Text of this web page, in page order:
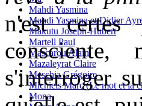
Mahdi Yasmina
Mahdi Yasmina et Didier
Makutu Joseph-Hubert
Martell Paul
Mascarou Alain
Mazaleyrat Claire
Meschia Grégoire
Michiels Marc (Le mot et la
Mona
n'est
s'interroger